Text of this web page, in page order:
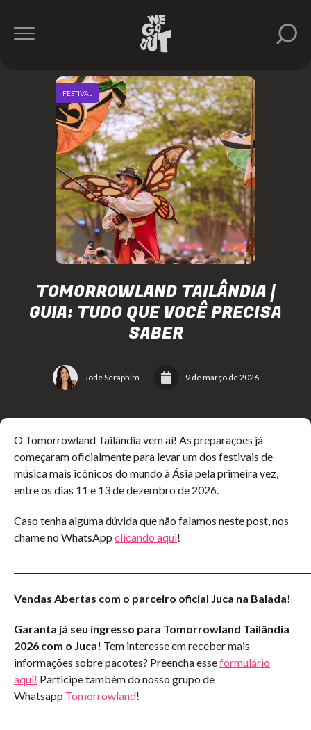
TOMORROWLAND TAILÂNDIA |
GUIA: TUDO QUE VOCÊ PRECISA
SABER
Jode Seraphim 9 de março de 2026
FESTIVAL
O Tomorrowland Tailândia vem aí! As preparações já
começaram oficialmente para levar um dos festivais de
música mais icônicos do mundo à Ásia pela primeira vez,
entre os dias 11 e 13 de dezembro de 2026.
Caso tenha alguma dúvida que não falamos neste post, nos
chame no WhatsApp clicando aqui!
Vendas Abertas com o parceiro oficial Juca na Balada!
Garanta já seu ingresso para Tomorrowland Tailândia
2026 com o Juca! Tem interesse em receber mais
informações sobre pacotes? Preencha esseformulário
aqui! Participe também do nosso grupo de
Whatsapp Tomorrowland!